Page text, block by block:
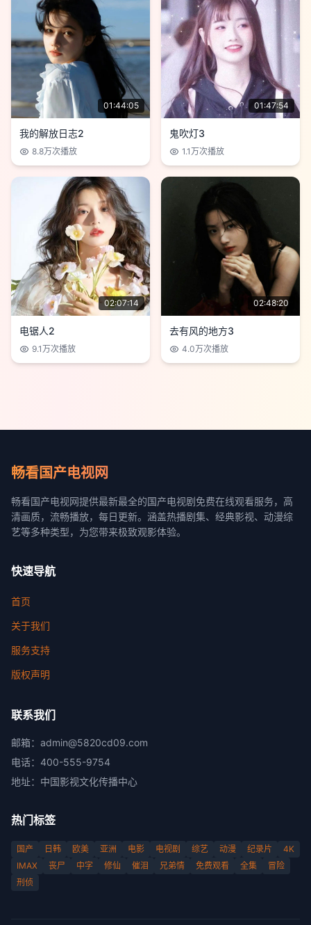
01:44:05
我的解放日志2
8.8万次播放
01:47:54
鬼吹灯3
1.1万次播放
02:07:14
电锯人2
9.1万次播放
02:48:20
去有风的地方3
4.0万次播放
畅看国产电视网
畅看国产电视网提供最新最全的国产电视剧免费在线观看服务，高
清画质，流畅播放，每日更新。涵盖热播剧集、经典影视、动漫综
艺等多种类型，为您带来极致观影体验。
快速导航
首页
关于我们
服务支持
版权声明
联系我们
邮箱： admin@5820cd09.com
电话： 400-555-9754
地址： 中国影视文化传播中心
热门标签
国产 日韩 欧美 亚洲 电影 电视剧 综艺 动漫 纪录片
4K
IMAX
丧尸 中字 修仙 催泪 兄弟情 免费观看 全集
冒险
刑侦